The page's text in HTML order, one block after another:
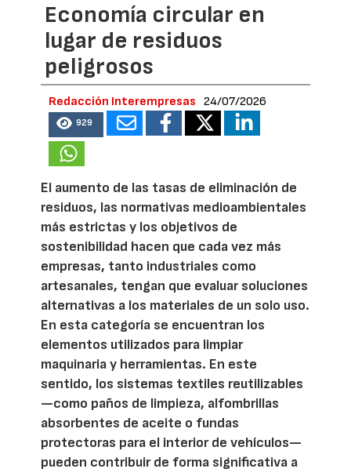
Economía circular en
lugar de residuos
peligrosos
Redacción Interempresas 24/07/2026
929
El aumento de las tasas de eliminación de
residuos, las normativas medioambientales
más estrictas y los objetivos de
sostenibilidad hacen que cada vez más
empresas, tanto industriales como
artesanales, tengan que evaluar soluciones
alternativas a los materiales de un solo uso.
En esta categoría se encuentran los
elementos utilizados para limpiar
maquinaria y herramientas. En este
sentido, los sistemas textiles reutilizables
—como paños de limpieza, alfombrillas
absorbentes de aceite o fundas
protectoras para el interior de vehículos—
pueden contribuir de forma significativa a